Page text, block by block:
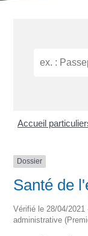
Accueil
Dossier
Santé de
Vérifié le 28/04/
administrative